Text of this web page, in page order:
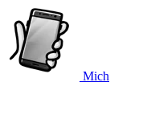
Mich